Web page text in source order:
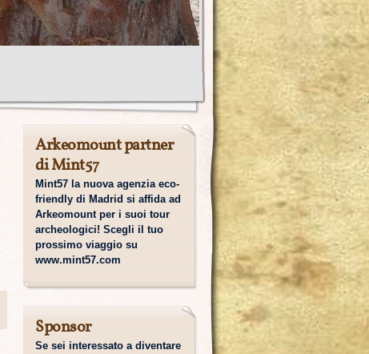
Arkeomount partner
di Mint57
Mint57 la nuova agenzia eco-
friendly di Madrid si affida ad
Arkeomount per i suoi tour
archeologici! Scegli il tuo
prossimo viaggio su
www.mint57.com
Sponsor
Se sei interessato a diventare